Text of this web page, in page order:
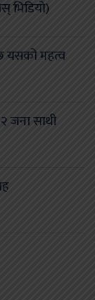
भिडियो)
यसको महत्व
जना साथी